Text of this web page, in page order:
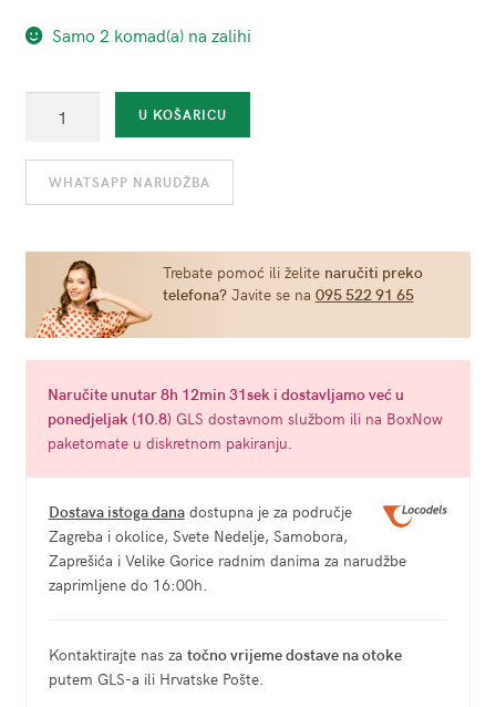
Samo 2 komad(a) na zalihi
-
Malibu
U KOŠARICU
WHATSAPP NARUDŽBA
Trebate pomoć ili želite naručiti preko
telefona?Javite se na 095 522 91 65
Naručiteunutar 8h 12min 30seki dostavljamo već u
ponedjeljak (10.8) GLS dostavnom službom ili na BoxNow
paketomate u diskretnom pakiranju.
Dostava istoga danadostupna je za područje
Zagreba i okolice, Svete Nedelje, Samobora,
Zaprešića i Velike Gorice radnim danima za narudžbe
zaprimljene do 16:00h.
Kontaktirajte nas za točno vrijeme dostave na otoke
putem GLS-a ili Hrvatske Pošte.